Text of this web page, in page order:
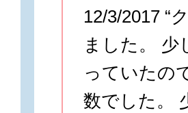
12/3/2017 “
ました。 少
っていたの
数でした。